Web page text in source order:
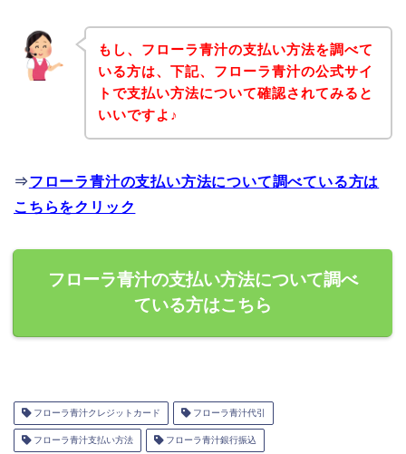
もし、フローラ青汁の支払い方法を調べて
いる方は、下記、フローラ青汁の公式サイ
トで支払い方法について確認されてみると
いいですよ♪
⇒フローラ青汁の支払い方法について調べている方は
こちらをクリック
フローラ青汁の支払い方法について調べ
ている方はこちら
フローラ青汁クレジットカード フローラ青汁代引
フローラ青汁支払い方法 フローラ青汁銀行振込